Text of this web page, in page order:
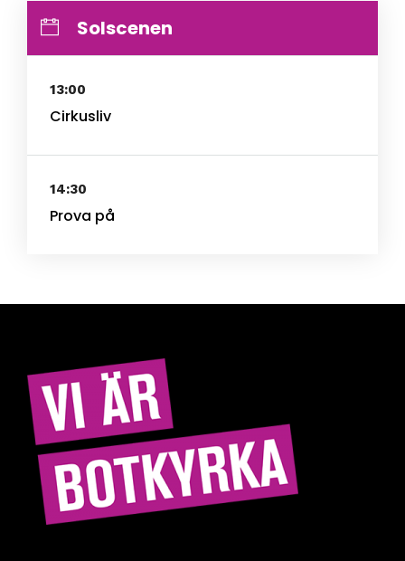
Solscenen
13:00
Cirkusliv
14:30
Prova på